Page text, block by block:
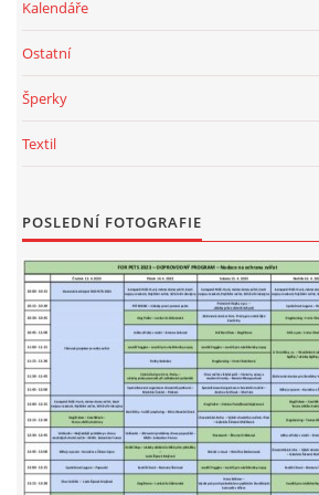
Kalendáře
Ostatní
Šperky
Textil
POSLEDNÍ FOTOGRAFIE